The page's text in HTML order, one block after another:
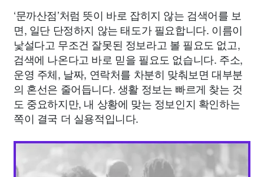
‘문까산점’처럼 뜻이 바로 잡히지 않는 검색어를 보
면, 일단 단정하지 않는 태도가 필요합니다. 이름이
낯설다고 무조건 잘못된 정보라고 볼 필요도 없고,
검색에 나온다고 바로 믿을 필요도 없습니다. 주소,
운영 주체, 날짜, 연락처를 차분히 맞춰보면 대부분
의 혼선은 줄어듭니다. 생활 정보는 빠르게 찾는 것
도 중요하지만, 내 상황에 맞는 정보인지 확인하는
쪽이 결국 더 실용적입니다.